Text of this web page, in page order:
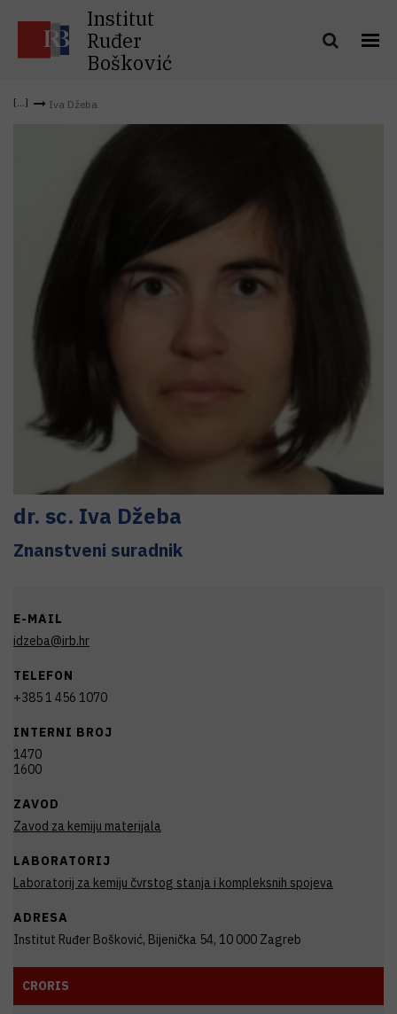
Institut
Ruđer
Bošković
Iva Džeba
dr. sc. Iva Džeba
Znanstveni suradnik
E-MAIL
idzeba@irb.hr
TELEFON
+385 1 456 1070
INTERNI BROJ
1470
1600
ZAVOD
Zavod za kemiju materijala
LABORATORIJ
Laboratorij za kemiju čvrstog stanja i kompleksnih spojeva
ADRESA
Institut Ruđer Bošković, Bijenička 54, 10 000 Zagreb
CRORIS